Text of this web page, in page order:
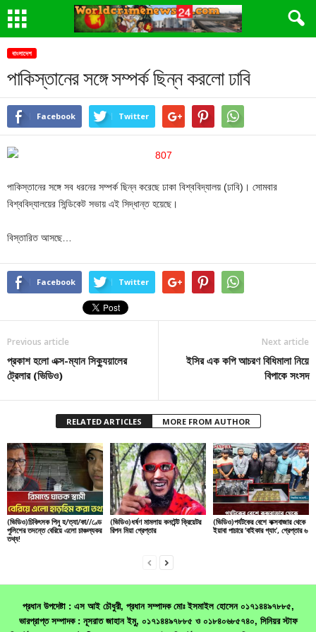
বাংলাদেশ
পাকিস্তানের সঙ্গে সম্পর্ক ছিন্ন করলো ঢাবি
Facebook Twitter
পাকিস্তানের সঙ্গে সব ধরনের সম্পর্ক ছিন্ন করেছে ঢাকা বিশ্ববিদ্যালয় (ঢাবি)। সোমবার
বিশ্ববিদ্যালয়ের সিন্ডিকেট সভায় এই সিদ্ধান্ত হয়েছে।
বিস্তারিত আসছে…
Facebook Twitter
Previous article
প্রকাশ হলো এক্স-ম্যান সিক্যুয়ালের
ট্রেলার (ভিডিও)
Next article
ইসির এক কপি আচরণ বিধিমালা নিয়ে
বিপাকে সংসদ
RELATED ARTICLES MORE FROM AUTHOR
(ভিডিও)চিকিৎসক পিনু হ/ত্যা/কা//ণ্ডে
পুলিশের তদন্তে বেরিয়ে এলো চাঞ্চল্যকর
তথ্য!
(ভিডিও)ধর্ষণ মামলায় কনটেন্ট ক্রিয়েটর
রিপন মিয়া গ্রেপ্তার
(ভিডিও)পর্যটকের বেশে কক্সবাজার থেকে
ইয়াবা পাচারে ‘বাইকার গ্যাং’, গ্রেপ্তার ৬
প্রধান উপদেষ্টা : এস আই চৌধুরী, প্রধান সম্পাদক মোঃ ইসমাইল হোসেন ০১৭১৪৪৯৭৮৮৫,
ভারপ্রাপ্ত সম্পাদক : নূসরাত জাহান ইমু, ০১৭১৪৪৯৭৮৮৫ ও ০১৮৪০৬৮৫৭৪০, সিনিয়র স্টাফ